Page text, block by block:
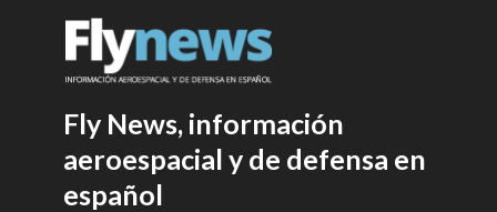
Fly News, información
aeroespacial y de defensa en
español